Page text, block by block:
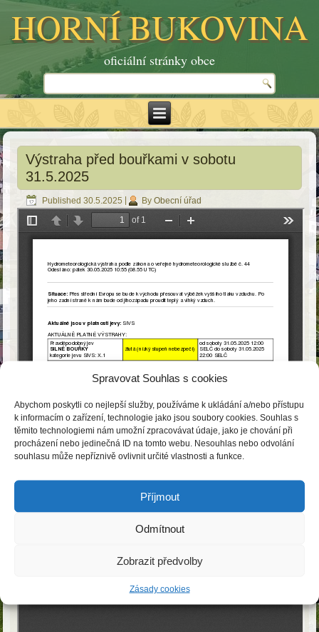
Spravovat Souhlas s cookies
Abychom poskytli co nejlepší služby, používáme k ukládání a/nebo přístupu
k informacím o zařízení, technologie jako jsou soubory cookies. Souhlas s
těmito technologiemi nám umožní zpracovávat údaje, jako je chování při
procházení nebo jedinečná ID na tomto webu. Nesouhlas nebo odvolání
souhlasu může nepříznivě ovlivnit určité vlastnosti a funkce.
Příjmout
Odmítnout
Zobrazit předvolby
Zásady cookies
HORNÍ BUKOVINA
oficiální stránky obce
Výstraha před bouřkami v sobotu
31.5.2025
Published 30.5.2025 By Obecní úřad